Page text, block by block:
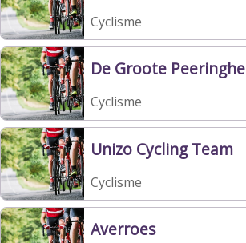
Cyclisme
De Groote Peeringhe
Cyclisme
Unizo Cycling Team
Cyclisme
Averroes